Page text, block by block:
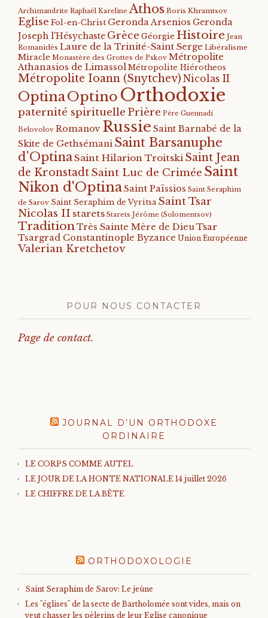
Archimandrite Raphaël Kareline Athos Boris Khramtsov
Eglise Fol-en-Christ Geronda Arsenios Geronda
Joseph l'Hésychaste Grèce Géorgie Histoire Jean
Romanidès Laure de la Trinité-Saint Serge Libéralisme
Miracle Monastère des Grottes de Pskov Métropolite
Athanasios de Limassol Métropolite Hiérotheos
Métropolite Ioann (Snytchev) Nicolas II
OptinaOptino Orthodoxie
paternité spirituelle Prière Père Guennadi
Belovolov Romanov Russie Saint Barnabé de la
Skite de Gethsémani Saint Barsanuphe
d'Optina Saint Hilarion Troitski Saint Jean
de KronstadtSaint Luc de Crimée Saint
Nikon d'OptinaSaint Païssios Saint Seraphim
de Sarov Saint Seraphim de Vyritsa Saint Tsar
Nicolas II starets Starets Jérôme (Solomentsov)
TraditionTrès Sainte Mère de DieuTsar
Tsargrad Constantinople Byzance Union Européenne
Valerian Kretchetov
POUR NOUS CONTACTER
Page de contact.
JOURNAL D’UN ORTHODOXE
ORDINAIRE
LE CORPS COMME AUTEL
LE JOUR DE LA HONTE NATIONALE 14 juillet 2026
LE CHIFFRE DE LA BÊTE
ORTHODOXOLOGIE
Saint Seraphim de Sarov: Le jeûne
Les "églises" de la secte de Bartholomée sont vides, mais on
veut chasser les pèlerins de leur Eglise canonique